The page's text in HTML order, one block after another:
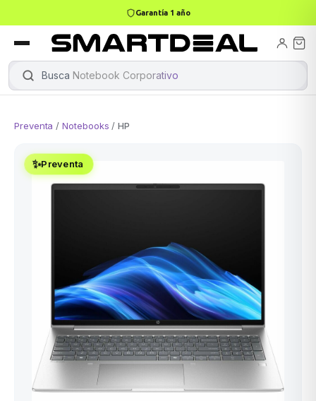
Garantía 1 año
Busca Notebook Corporativo
ASUS
Preventa /Notebooks /HP
✨Preventa